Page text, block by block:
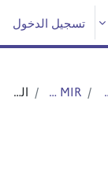
تسجيل الدخول
DEUST MIR الملخص